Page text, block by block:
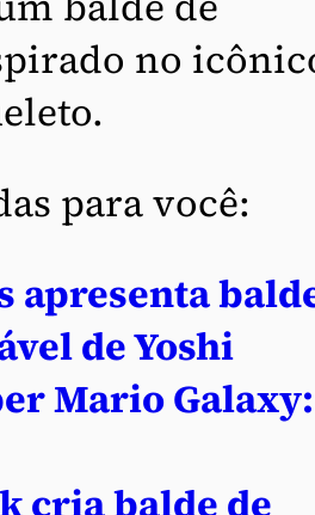
no
para você:
apresenta
de Yoshi
Mario Galaxy:
cria balde de